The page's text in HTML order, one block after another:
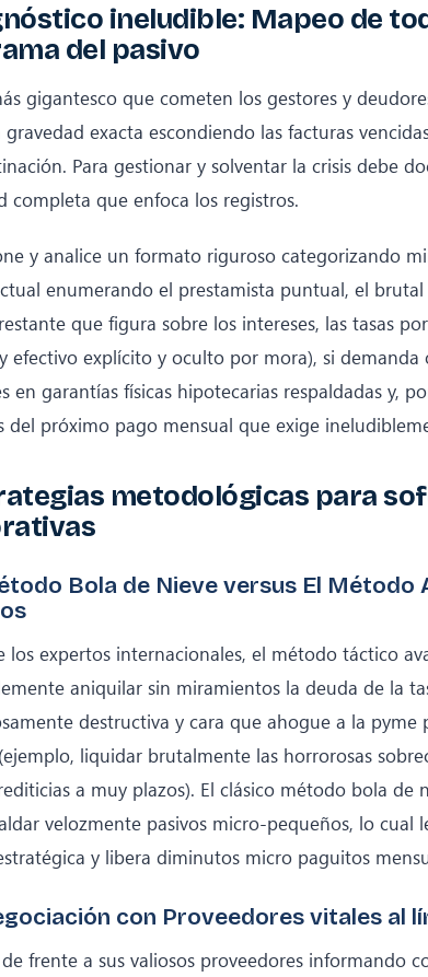
ineludible: Mapeo de
del pasivo
gigantesco que cometen los gestores y
exacta escondiendo las facturas
Para gestionar y solventar la crisis debe
completa que enfoca los registros.
y analice un formato riguroso categorizando
enumerando el prestamista puntual, el
que figura sobre los intereses, las tasas
y efectivo explícito y oculto por mora), si
en garantías físicas hipotecarias respaldadas y,
del próximo pago mensual que exige
metodológicas para
Bola de Nieve versus El Método
los expertos internacionales, el método táctico
aniquilar sin miramientos la deuda de la
destructiva y cara que ahogue a la pyme
liquidar brutalmente las horrorosas
a muy plazos). El clásico método bola de
velozmente pasivos micro-pequeños, lo cual
y libera diminutos micro paguitos
con Proveedores vitales al
frente a sus valiosos proveedores informando